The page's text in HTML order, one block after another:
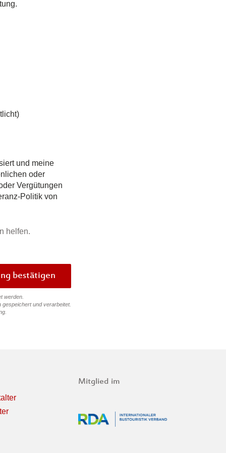
und meine
oder
Vergütungen
Politik von
helfen.
Bewertung bestätigen
werden.
und verarbeitet.
Mitglied im